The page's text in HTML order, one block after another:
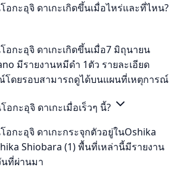
กะอุจิ ดาเกะเกิดขึ้นเมื่อไหร่และที่ไหน?
กะอุจิ ดาเกะเกิดขึ้นเมื่อ7 มิถุนายน
มีรายงานหมีดำ 1ตัว รายละเอียด
โดยรอบสามารถดูได้บนแผนที่เหตุการณ์
กะอุจิ ดาเกะเมื่อเร็วๆ นี้?
กะอุจิ ดาเกะกระจุกตัวอยู่ในOshika
Shiobara (1) พื้นที่เหล่านี้มีรายงาน
ที่ผ่านมา